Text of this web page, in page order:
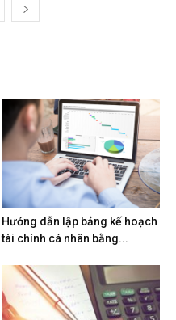
Hướng dẫn lập bảng kế hoạch
tài chính cá nhân bằng...